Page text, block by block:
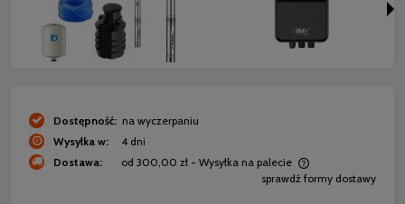
Dostępność: na wyczerpaniu
Wysyłka w:
4 dni
Dostawa:
od 300,00 zł - Wysyłka na palecie
Cena nie zawiera ewentualnych kosztów płatnościsprawdź formy dostawy